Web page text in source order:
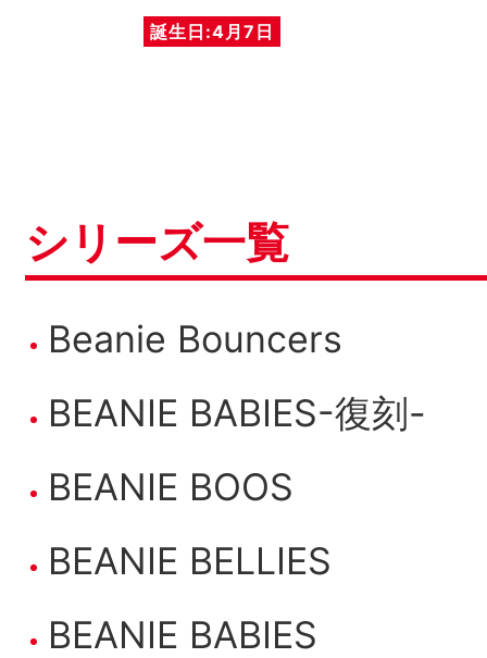
誕生日:4月7日
シリーズ一覧
Beanie Bouncers
BEANIE BABIES-復刻-
BEANIE BOOS
BEANIE BELLIES
BEANIE BABIES